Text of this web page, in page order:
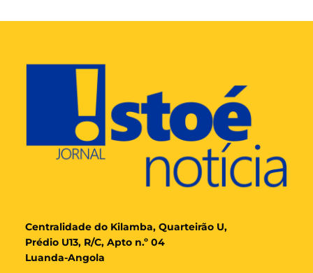
Centralidade do Kilamba, Quarteirão U,
Prédio U13, R/C, Apto n.º 04
Luanda-Angola